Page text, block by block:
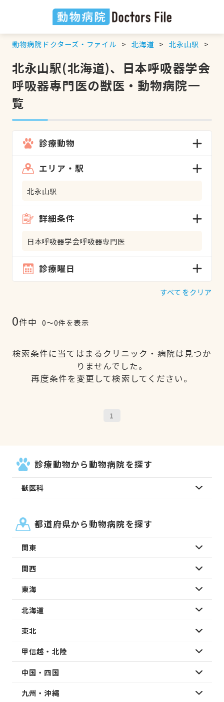
動物病院ドクターズ・ファイル 北海道 北永山駅
北永山駅(北海道)、日本呼吸器学会
呼吸器専門医の獣医・動物病院一
覧
診療動物
エリア・駅
北永山駅
詳細条件
日本呼吸器学会呼吸器専門医
診療曜日
すべてをクリア
0件中 0〜0件を表示
検索条件に当てはまるクリニック・病院は見つか
りませんでした。
再度条件を変更して検索してください。
1
診療動物から動物病院を探す
獣医科
都道府県から動物病院を探す
関東
関西
東海
北海道
東北
甲信越・北陸
中国・四国
九州・沖縄